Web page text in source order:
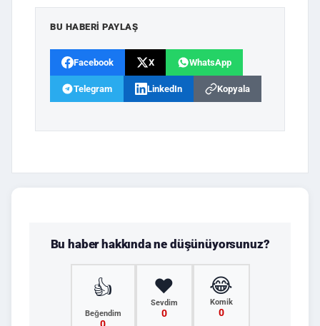
BU HABERI PAYLAŞ
Facebook X WhatsApp
Telegram LinkedIn Kopyala
Bu haber hakkında ne düşünüyorsunuz?
👍
Beğendim
❤️
Sevdim
0
😂
Komik
0